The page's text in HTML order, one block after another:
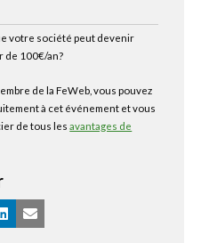
votre société peut devenir
de 100€/an?
de la FeWeb, vous pouvez
à cet événement et vous
de tous lesavantages de
LinkedIn
Email